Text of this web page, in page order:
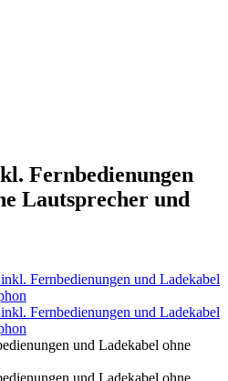
Fernbedienungen
Lautsprecher und